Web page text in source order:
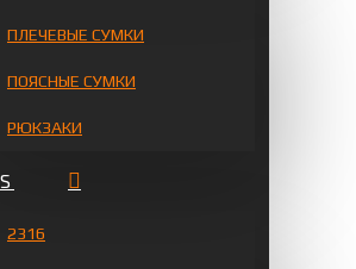
ПЛЕЧЕВЫЕ СУМКИ
ПОЯСНЫЕ СУМКИ
РЮКЗАКИ
2316